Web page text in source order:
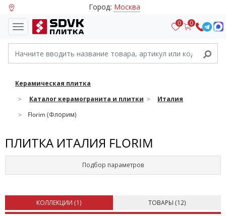
Город: Москва
0 0
Керамическая плитка
Каталог керамогранита и плитки
Италия
Florim (Флорим)
ПЛИТКА ИТАЛИЯ FLORIM
Подбор параметров
КОЛЛЕКЦИИ (1) ТОВАРЫ (12)